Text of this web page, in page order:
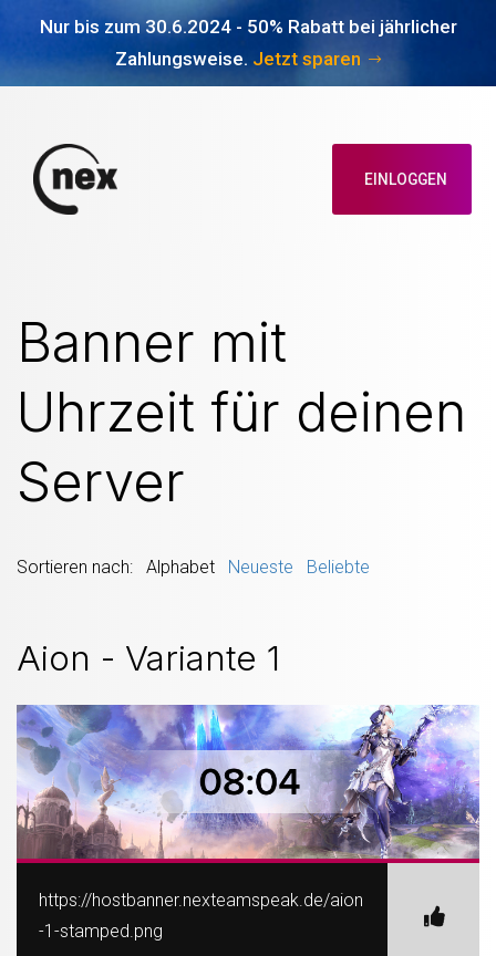
Nur bis zum 30.6.2024 - 50% Rabatt bei jährlicher
Zahlungsweise. Jetzt sparen
EINLOGGEN
Banner mit
Uhrzeit für deinen
Server
Sortieren nach: Alphabet Neueste Beliebte
Aion - Variante 1
https://hostbanner.nexteamspeak.de/aion
-1-stamped.png